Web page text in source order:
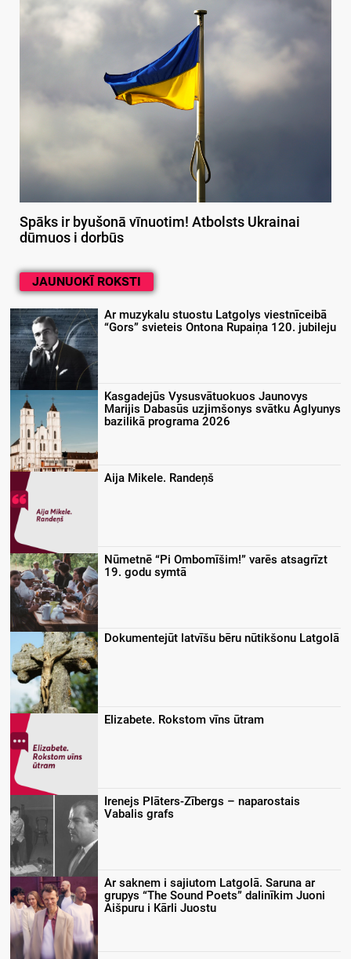
Spāks ir byušonā vīnuotim! Atbolsts Ukrainai
dūmuos i dorbūs
JAUNUOKĪ ROKSTI
Ar muzykalu stuostu Latgolys viestnīceibā
“Gors” svieteis Ontona Rupaiņa 120. jubileju
Kasgadejūs Vysusvātuokuos Jaunovys
Marijis Dabasūs uzjimšonys svātku Aglyunys
bazilikā programa 2026
Aija Mikele. Randeņš
Nūmetnē “Pi Ombomīšim!” varēs atsagrīzt
19. godu symtā
Dokumentejūt latvīšu bēru nūtikšonu Latgolā
Elizabete. Rokstom vīns ūtram
Irenejs Plāters-Zībergs – naparostais
Vabalis grafs
Ar saknem i sajiutom Latgolā. Saruna ar
grupys “The Sound Poets” dalinīkim Juoni
Aišpuru i Kārli Juostu